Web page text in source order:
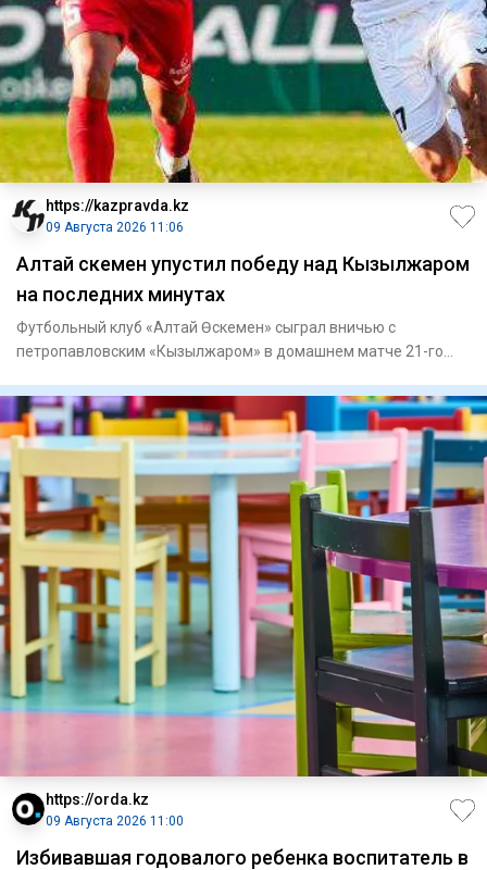
https://kazpravda.kz
09 Августа 2026 11:06
Алтай Өскемен упустил победу над Кызылжаром
на последних минутах
Футбольный клуб «Алтай Өскемен» сыграл вничью с
петропавловским «Кызылжаром» в домашнем матче 21-го
https://orda.kz
09 Августа 2026 11:00
Избивавшая годовалого ребенка воспитатель в